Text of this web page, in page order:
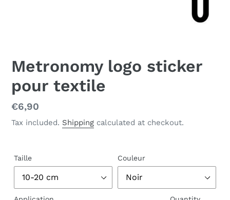
Metronomy logo sticker
pour textile
Regular
price
€6,90
Tax included. Shipping calculated at checkout.
Taille Couleur